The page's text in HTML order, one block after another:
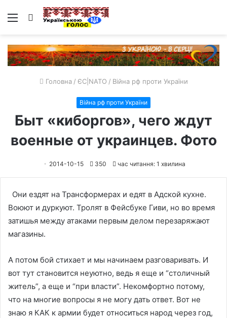
Меню Пошук
Головна / ЄС|NATO / Війна рф проти України
Війна рф проти України
Быт «киборгов», чего ждут
военные от украинцев. Фото
2014-10-15 350 час читання: 1 хвилина
Они ездят на Трансформерах и едят в Адской кухне.
Воюют и дуркуют. Тролят в Фейсбуке Гиви, но во время
затишья между атаками первым делом перезаряжают
магазины.
А потом бой стихает и мы начинаем разговаривать. И
вот тут становится неуютно, ведь я еще и “столичный
житель”, а еще и “при власти”. Некомфортно потому,
что на многие вопросы я не могу дать ответ. Вот не
знаю я КАК к армии будет относиться народ через год,